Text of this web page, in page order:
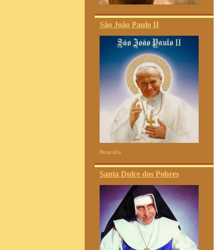
São João Paulo II
Biografia
Santa Dulce dos Pobres